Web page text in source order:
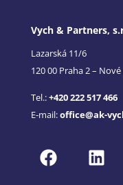
Vych & Partners,
Lazarská 11/6
120 00 Praha 2 –
Tel.:+420 222 517 466
E-mail:office@ak-